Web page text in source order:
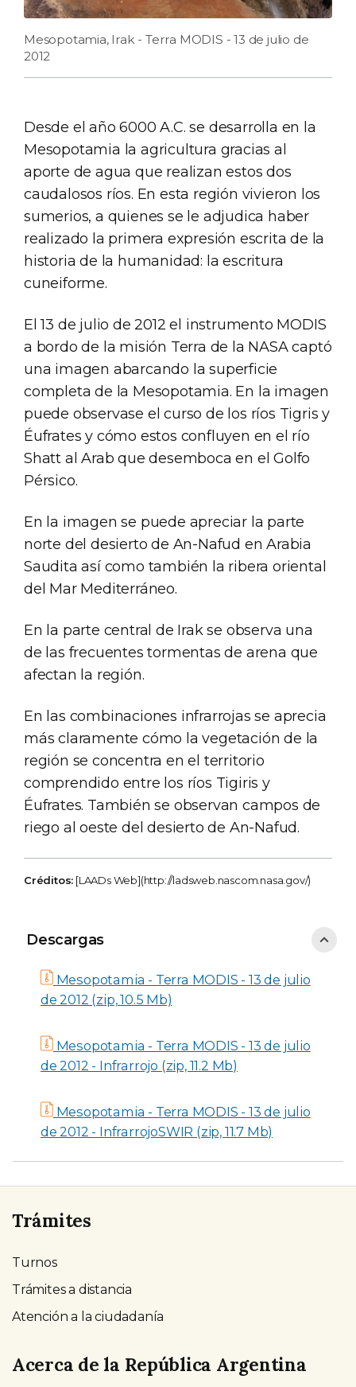
Mesopotamia, Irak - Terra MODIS - 13 de julio de
2012
Desde el año 6000 A.C. se desarrolla en la
Mesopotamia la agricultura gracias al
aporte de agua que realizan estos dos
caudalosos ríos. En esta región vivieron los
sumerios, a quienes se le adjudica haber
realizado la primera expresión escrita de la
historia de la humanidad: la escritura
cuneiforme.
El 13 de julio de 2012 el instrumento MODIS
a bordo de la misión Terra de la NASA captó
una imagen abarcando la superficie
completa de la Mesopotamia. En la imagen
puede observase el curso de los ríos Tigris y
Éufrates y cómo estos confluyen en el río
Shatt al Arab que desemboca en el Golfo
Pérsico.
En la imagen se puede apreciar la parte
norte del desierto de An-Nafud en Arabia
Saudita así como también la ribera oriental
del Mar Mediterráneo.
En la parte central de Irak se observa una
de las frecuentes tormentas de arena que
afectan la región.
En las combinaciones infrarrojas se aprecia
más claramente cómo la vegetación de la
región se concentra en el territorio
comprendido entre los ríos Tigiris y
Éufrates. También se observan campos de
riego al oeste del desierto de An-Nafud.
Créditos: [LAADs Web](http://ladsweb.nascom.nasa.gov/)
Descargas
Descargas
Mesopotamia - Terra MODIS - 13 de julio
de 2012 (zip, 10.5 Mb)
Mesopotamia - Terra MODIS - 13 de julio
de 2012 - Infrarrojo (zip, 11.2 Mb)
Mesopotamia - Terra MODIS - 13 de julio
de 2012 - InfrarrojoSWIR (zip, 11.7 Mb)
Trámites
Turnos
Trámites a distancia
Atención a la ciudadanía
Acerca de la República Argentina